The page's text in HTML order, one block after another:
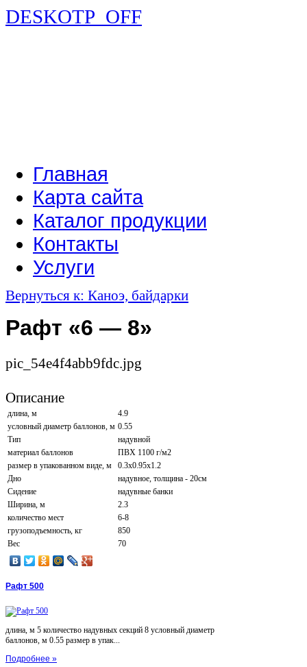
DESKOTP_OFF
Главная
Карта сайта
Каталог продукции
Контакты
Услуги
Вернуться к: Каноэ, байдарки
Рафт «6 — 8»
pic_54e4f4abb9fdc.jpg
Описание
длина, м
4.9
условный диаметр баллонов, м 0.55
Тип
надувной
материал баллонов
ПВХ 1100 г/м2
размер в упакованном виде, м
0.3х0.95х1.2
Дно
надувное, толщина - 20см
Сидение
надувные банки
Ширина, м
2.3
количество мест
6-8
грузоподъемность, кг
850
Вес
70
Рафт 500
длина, м 5 количество надувных секций 8 условный диаметр
баллонов, м 0.55 размер в упак...
Подробнее »